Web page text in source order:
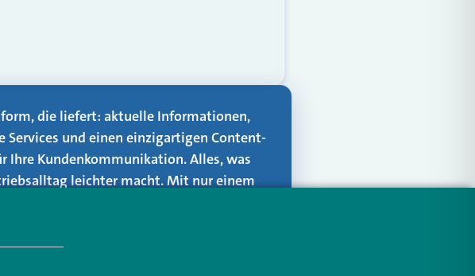
die liefert: aktuelle Informationen,
Services und einen einzigartigen Content-
Ihre Kundenkommunikation. Alles, was
leichter macht. Mit nur einem